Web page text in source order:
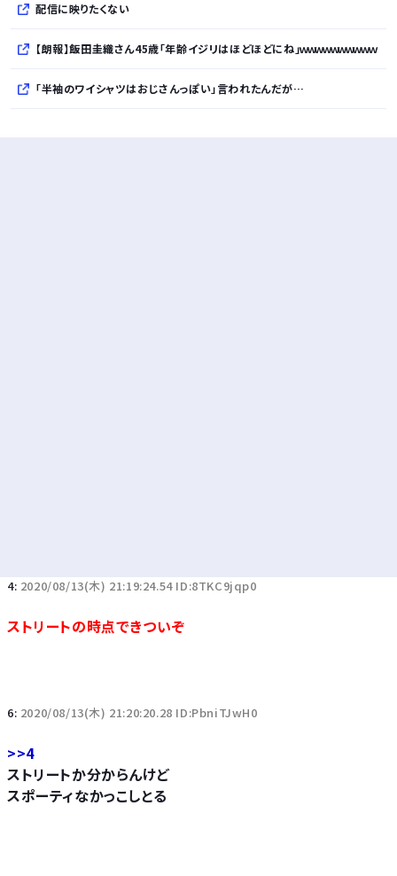
配信に映りたくない
【朗報】飯田圭織さん45歳「年齢イジリはほどほどにね」ｗｗｗｗｗｗｗｗｗｗ
「半袖のワイシャツはおじさんっぽい」言われたんだが…
4: 2020/08/13(木) 21:19:24.54 ID:8TKC9jqp0
ストリートの時点できついぞ
6: 2020/08/13(木) 21:20:20.28 ID:PbniTJwH0
>>4
ストリートか分からんけど
スポーティなかっこしとる